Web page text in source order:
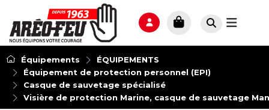
Équipements
ÉQUIPEMENTS
Équipement de protection personnel (EPI)
Casque de sauvetage spécialisé
Visière de protection Marine, casque de sauvetage